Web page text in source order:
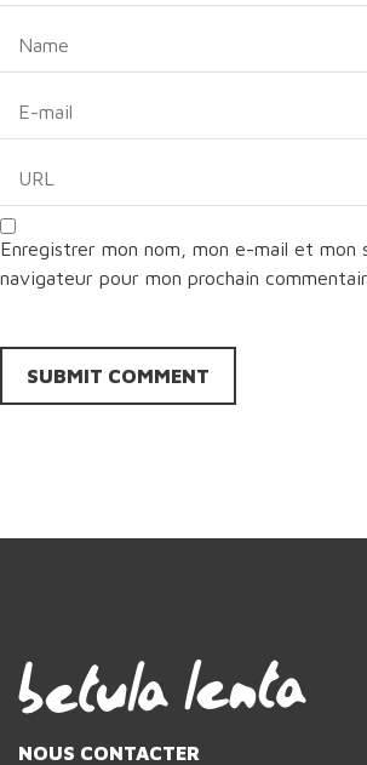
Enregistrer mon nom, mon e-mail et mon
navigateur pour mon prochain
NOUS CONTACTER